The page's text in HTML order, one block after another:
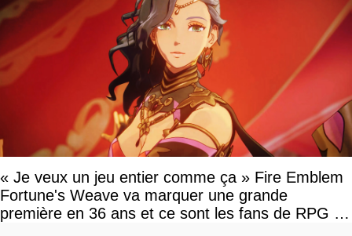
« Je veux un jeu entier comme ça » Fire Emblem
Fortune's Weave va marquer une grande
première en 36 ans et ce sont les fans de RPG en